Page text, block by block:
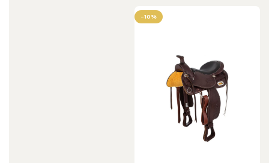
-10%